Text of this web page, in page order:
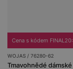
Cena s kódem FINAL20:
WOJAS / 76280-62